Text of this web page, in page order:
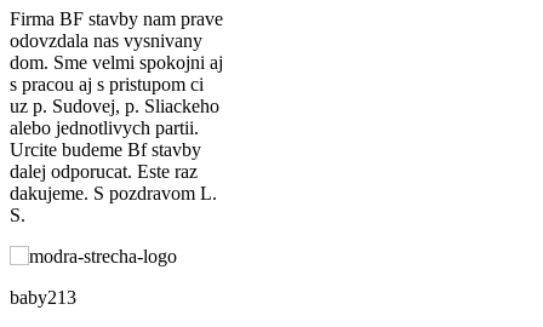
estetiky a trvácnosti. Na rozdiel od alternatív,
ktoré môžu vplyvom počasia degradovať, my
staviame z masívnych KVH a BSH hranolov.
Tieto konštrukčné materiály zaručujú
výnimočnú stabilitu a dlhú životnosť. Drevo je
navyše prírodný, ekologický materiál s
vynikajúcimi izolačnými vlastnosťami, ktorý
prirodzene zapadne do každej záhrady.
Firma BF stavby nam prave
odovzdala nas vysnivany
dom. Sme velmi spokojni aj
s pracou aj s pristupom ci
uz p. Sudovej, p. Sliackeho
alebo jednotlivych partii.
Urcite budeme Bf stavby
dalej odporucat. Este raz
dakujeme. S pozdravom L.
S.
baby213